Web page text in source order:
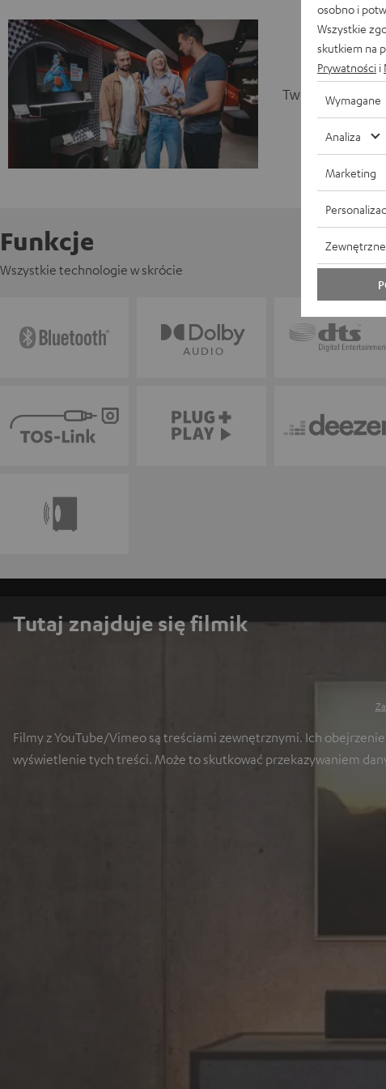
Twoja sesja
Funkcje
Wszystkie technologie w skrócie
Tutaj znajduje się filmik
Filmy z YouTube/Vimeo są treściami zewnętrznymi. Ich
wyświetlenie tych treści. Może to skutkować przekazywaniem
osobno i
Wszystkie
skutkiem na
Prywatności i
Wymagane
Analiza
Marketing